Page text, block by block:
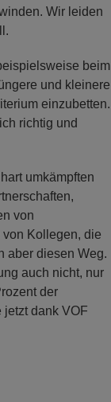
Wir leiden
beim
und kleinere
einzubetten.
richtig und
umkämpften
von
Kollegen, die
aber diesen Weg.
auch nicht, nur
der
dank VOF